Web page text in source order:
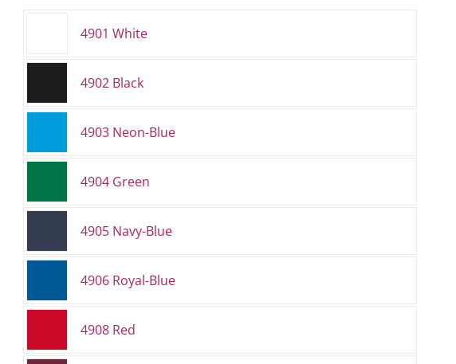
4901 White
4902 Black
4903 Neon-Blue
4904 Green
4905 Navy-Blue
4906 Royal-Blue
4908 Red